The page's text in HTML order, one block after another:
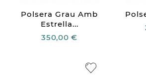
Polsera Grau Amb
Estrella...
350,00 €